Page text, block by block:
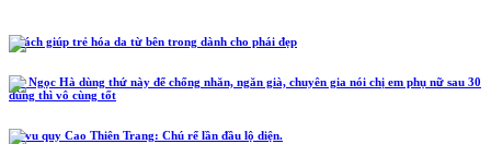
5 cách giúp trẻ hóa da từ bên trong dành cho phái đẹp
Hồ Ngọc Hà dùng thứ này để chống nhăn, ngăn già, chuyên gia nói chị em phụ nữ sau 30
dùng thì vô cùng tốt
Lễ vu quy Cao Thiên Trang: Chú rể lần đầu lộ diện.